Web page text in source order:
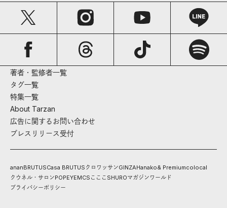
著者・監修者一覧
タグ一覧
特集一覧
About Tarzan
広告に関するお問い合わせ
プレスリリース受付
ananBRUTUSCasa BRUTUS クロワッサンGINZAHanako& Premiumcolocal
クウネル・サロンPOPEYEMCS こここ SHUROマガジンワールド
プライバシーポリシー